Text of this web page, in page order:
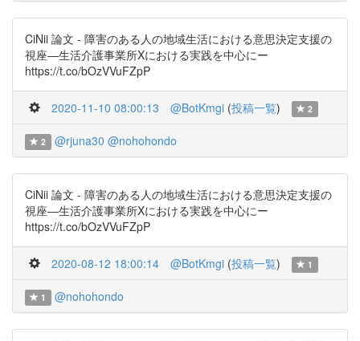
CiNii 論文 - 障害のある人の地域生活における意思決定支援の
視座―生活介護事業所Xにおける実践を中心にー
https://t.co/bOzVVuFZpP
2020-11-10 08:00:13 @BotKmgi (投稿一覧) 2
2 @rjuna30 @nohohondo
CiNii 論文 - 障害のある人の地域生活における意思決定支援の
視座―生活介護事業所Xにおける実践を中心にー
https://t.co/bOzVVuFZpP
2020-08-12 18:00:14 @BotKmgi (投稿一覧) 1
1 @nohohondo